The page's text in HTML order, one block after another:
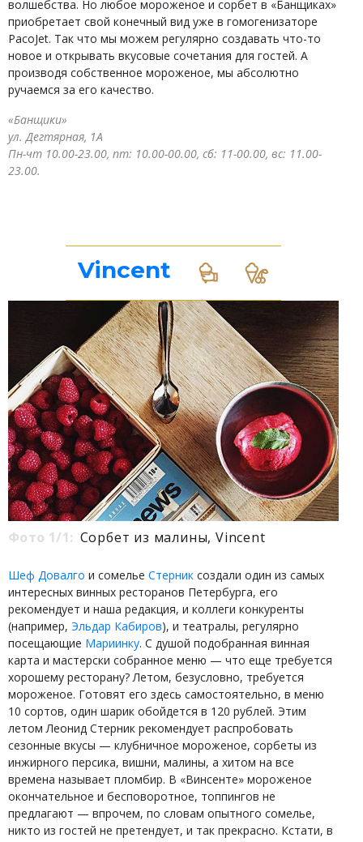
волшебства. Но любое мороженое и сорбет в «Банщиках»
приобретает свой конечный вид уже в гомогенизаторе
PacoJet. Так что мы можем регулярно создавать что-то
новое и открывать вкусовые сочетания для гостей. А
производя собственное мороженое, мы абсолютно
ручаемся за его качество.
«Банщики»
ул. Дегтярная, 1А
Пн-чт 10.00-23.00, пт: 10.00-00.00, сб: 11-00.00, вс: 11.00-
23.00.
Vincent
Фото 1/1: Сорбет из малины, Vincent
Шеф Довалго и сомелье Стерник создали один из самых
интересных винных ресторанов Петербурга, его
рекомендует и наша редакция, и коллеги конкуренты
(например, Эльдар Кабиров), и театралы, регулярно
посещающие Мариинку. С душой подобранная винная
карта и мастерски собранное меню — что еще требуется
хорошему ресторану? Летом, безусловно, требуется
мороженое. Готовят его здесь самостоятельно, в меню
10 сортов, один шарик обойдется в 120 рублей. Этим
летом Леонид Стерник рекомендует распробовать
сезонные вкусы — клубничное мороженое, сорбеты из
инжирного персика, вишни, малины, а хитом на все
времена называет пломбир. В «Винсенте» мороженое
окончательное и бесповоротное, топпингов не
предлагают — впрочем, по словам опытного сомелье,
никто из гостей не претендует, и так прекрасно. Кстати, в